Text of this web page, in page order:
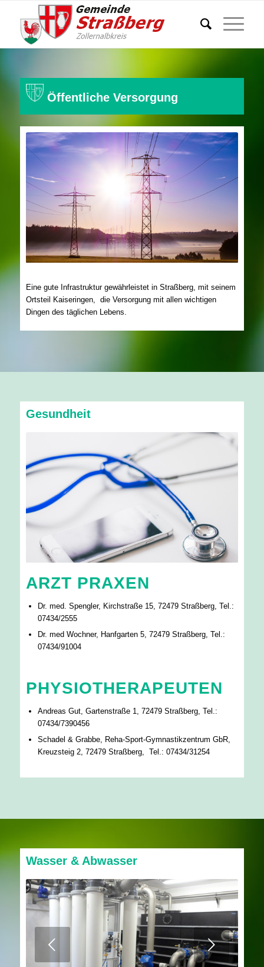
Öffentliche Versorgung
Eine gute Infrastruktur gewährleistet in Straßberg, mit seinem
Ortsteil Kaiseringen, die Versorgung mit allen wichtigen
Dingen des täglichen Lebens.
Gesundheit
ARZT PRAXEN
Dr. med. Spengler, Kirchstraße 15, 72479 Straßberg, Tel.:
07434/2555
Dr. med Wochner, Hanfgarten 5, 72479 Straßberg, Tel.:
07434/91004
PHYSIOTHERAPEUTEN
Andreas Gut, Gartenstraße 1, 72479 Straßberg, Tel.:
07434/7390456
Schadel & Grabbe, Reha-Sport-Gymnastikzentrum GbR,
Kreuzsteig 2, 72479 Straßberg, Tel.: 07434/31254
Wasser & Abwasser
Weiter